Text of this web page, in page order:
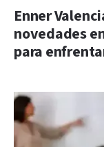
Enner
novedades
para